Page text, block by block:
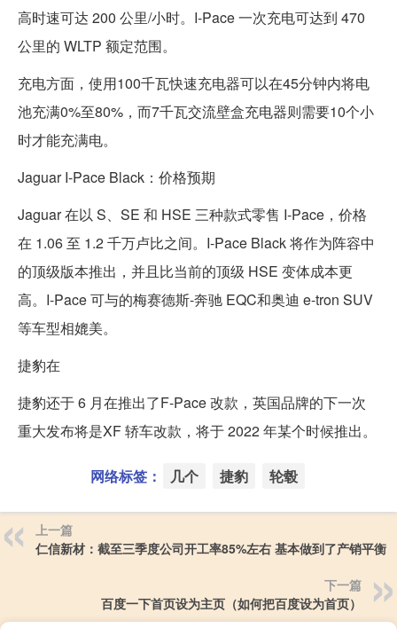
高时速可达 200 公里/小时。I-Pace 一次充电可达到 470
公里的 WLTP 额定范围。
充电方面，使用100千瓦快速充电器可以在45分钟内将电
池充满0%至80%，而7千瓦交流壁盒充电器则需要10个小
时才能充满电。
Jaguar I-Pace Black：价格预期
Jaguar 在以 S、SE 和 HSE 三种款式零售 I-Pace，价格
在 1.06 至 1.2 千万卢比之间。I-Pace Black 将作为阵容中
的顶级版本推出，并且比当前的顶级 HSE 变体成本更
高。I-Pace 可与的梅赛德斯-奔驰 EQC和奥迪 e-tron SUV
等车型相媲美。
捷豹在
捷豹还于 6 月在推出了F-Pace 改款，英国品牌的下一次
重大发布将是XF 轿车改款，将于 2022 年某个时候推出。
网络标签： 几个 捷豹 轮毂
上一篇
仁信新材：截至三季度公司开工率85%左右 基本做到了产销平衡
下一篇
百度一下首页设为主页（如何把百度设为首页）